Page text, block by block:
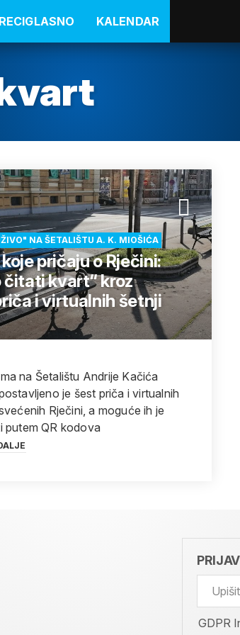
RECIGLASNO KALENDAR
NA ŠETALIŠTU A. K. MIOŠIĆA
pričaju o Rječini:
čitati kvart“ kroz
i virtualnih šetnji
na Šetalištu Andrije Kačića
je šest priča i virtualnih
Rječini, a moguće ih je
putem QR kodova
GDPR